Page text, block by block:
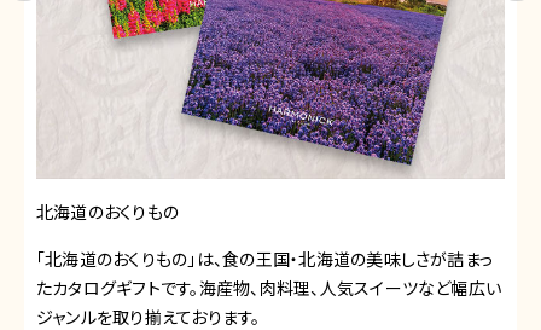
北海道のおくりもの
「北海道のおくりもの」は、食の王国・北海道の美味しさが詰まっ
たカタログギフトです。海産物、肉料理、人気スイーツなど幅広い
ジャンルを取り揃えております。